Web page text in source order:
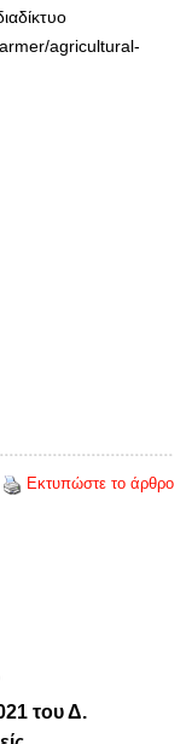
agricultural-
Εκτυπώστε το άρθρο
του Δ.